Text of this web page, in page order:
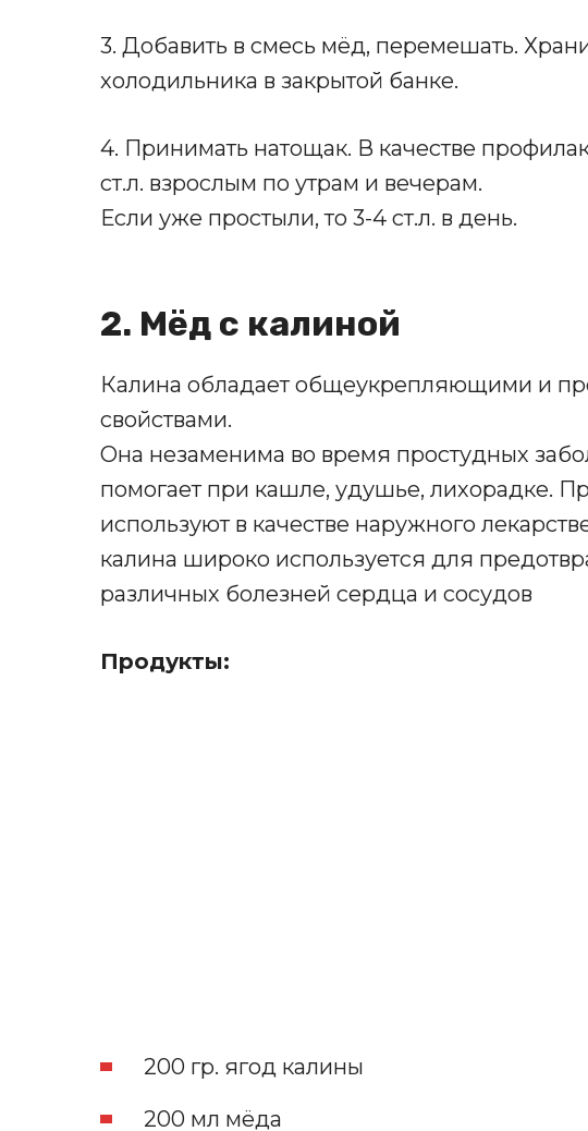
3. Добавить в смесь мёд, перемешать.
холодильника в закрытой банке.
4. Принимать натощак. В качестве
ст.л. взрослым по утрам и вечерам.
Если уже простыли, то 3-4 ст.л. в день.
2. Мёд с калиной
Калина обладает общеукрепляющими и
свойствами.
Она незаменима во время простудных
помогает при кашле, удушье, лихорадке.
используют в качестве наружного
калина широко используется для
различных болезней сердца и сосудов
Продукты:
200 гр. ягод калины
200 мл мёда